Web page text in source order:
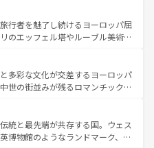
、忘れられない旅をしてみよう！
報はコンテンツ一覧 を参照してほ
、情熱的なフラメンコ、熱気あふ
いタパスが生活の一部となってい
練された雰囲気や、バルセロナの
ーチリゾートまで多彩な表情を見
や気候が異なるスペインはその個
性で訪れる人を魅了する。 なお、新着のスペイン情報はコ
行者を魅了し続けるヨーロッパ屈
のエッフェル塔やルーブル美術館
ている。華麗な宮殿、歴史的な大
して豊かな自然が、訪れる者を心
ランスは美食の国としても知ら
地であるランス、プロヴァンスの
ど、多彩な楽しみ方が可能だ。さ
も魅力が溢れており、どの街角に
多彩な文化が交差するヨーロッパ
世の街並みが残るロマンチック街
を歩いても飽きることがない。ベ
イエルン州のアルプスの絶景、そ
ン畑といった風景は必見。ビール
統と最先端が共存する国。ウェス
博物館のようなランドマーク、歴